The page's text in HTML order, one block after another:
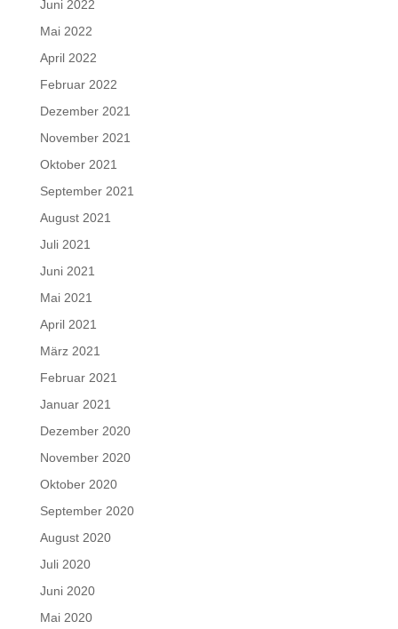
Juni 2022
Mai 2022
April 2022
Februar 2022
Dezember 2021
November 2021
Oktober 2021
September 2021
August 2021
Juli 2021
Juni 2021
Mai 2021
April 2021
März 2021
Februar 2021
Januar 2021
Dezember 2020
November 2020
Oktober 2020
September 2020
August 2020
Juli 2020
Juni 2020
Mai 2020